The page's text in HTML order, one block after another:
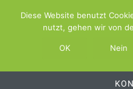
ABOUT
Diese Website benutzt
nutzt, gehen wir von
OK Nein